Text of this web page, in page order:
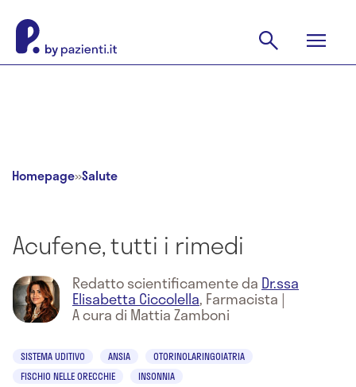
Homepage»Salute
Acufene, tutti i rimedi
Redatto scientificamente da Dr.ssa
Elisabetta Ciccolella, Farmacista |
A cura di Mattia Zamboni
SISTEMA UDITIVO ANSIA
OTORINOLARINGOIATRIA
FISCHIO NELLE ORECCHIE
INSONNIA